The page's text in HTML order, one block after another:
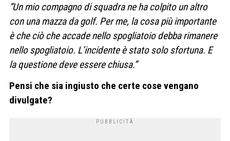
“Un mio compagno di squadra ne ha colpito un altro
con una mazza da golf. Per me, la cosa più importante
è che ciò che accade nello spogliatoio debba rimanere
nello spogliatoio. L’incidente è stato solo sfortuna. E
la questione deve essere chiusa.”
Pensi che sia ingiusto che certe cose vengano
divulgate?